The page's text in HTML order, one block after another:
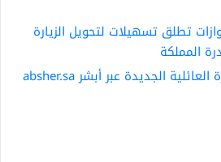
تطلق تسهيلات لتحويل الزيارة
المملكة
خطوات تمديد الزيارة العائلية الجديدة عبر أبشر absher.sa